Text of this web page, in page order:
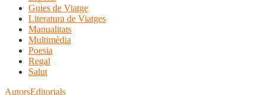
Guies de Viatge
Literatura de Viatges
Manualitats
Multimèdia
Poesia
Regal
Salut
AutorsEditorials